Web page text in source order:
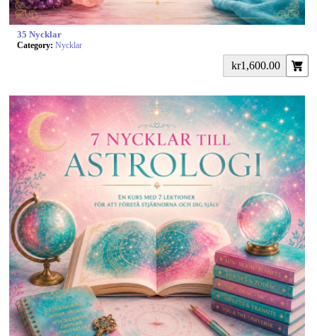
35 Nycklar
Category: Nycklar
kr1,600.00